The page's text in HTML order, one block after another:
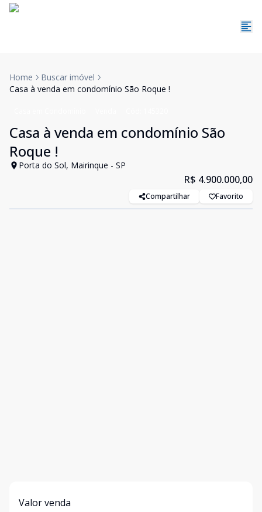
Home
Buscar imóvel
Casa à venda em condomínio São Roque !
Casa à venda em condomínio São
Roque !
Porta do Sol, Mairinque - SP
R$ 4.900.000,00
Compartilhar Favorito
Valor venda